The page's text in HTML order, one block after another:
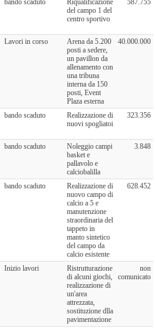
del campo 1 del
centro sportivo
Lavori in corso
Arena da 5.200
posti a sedere,
un pavillon da
allenamento con
una tribuna
interna da 150
posti, Event
Plaza esterna
40.000.000
bando scaduto
Realizzazione di
nuovi spogliatoi
323.356
bando scaduto
Noleggio campi
basket e
pallavolo e
calciobalilla
3.848
bando scaduto
Realizzazione di
nuovo campo di
calcio a 5 e
manutenzione
straordinaria del
tappeto in
manto sintetico
del campo da
calcio esistente
628.452
Inizio lavori
Ristrutturazione
di alcuni giochi,
realizzazione di
un'area
attrezzata,
sostituzione dlla
pavimentazione
non
comunicato